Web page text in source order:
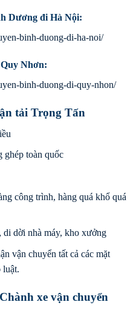
Dương đi Hà Nội:
binh-duong-di-ha-noi/
Nhơn:
binh-duong-di-quy-nhon/
tải Trọng Tấn
ghép toàn quốc
công trình, hàng quá khổ quá
di dời nhà máy, kho xưởng
vận chuyển tất cả các mặt
luật.
xe vận chuyển